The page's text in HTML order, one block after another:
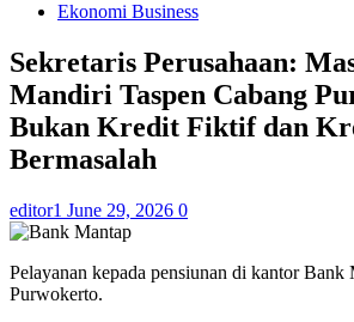
Ekonomi Business
Sekretaris Perusahaan:
Mandiri Taspen Cabang
Bukan Kredit Fiktif dan
Bermasalah
editor1 June 29, 2026 0
Pelayanan kepada pensiunan di kantor Bank
Purwokerto.